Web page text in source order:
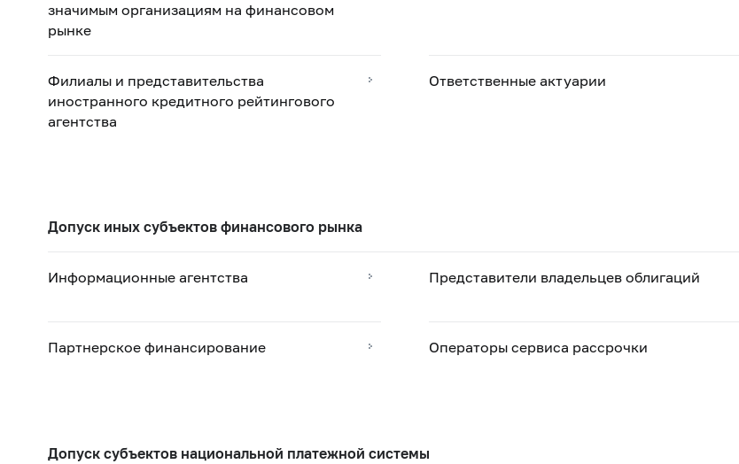
значимым организациям на финансовом
рынке
Филиалы и представительства
иностранного кредитного рейтингового
агентства
Ответственные актуарии
Допуск иных субъектов финансового рынка
Информационные агентства Представители владельцев облигаций
Партнерское финансирование Операторы сервиса рассрочки
Допуск субъектов национальной платежной системы